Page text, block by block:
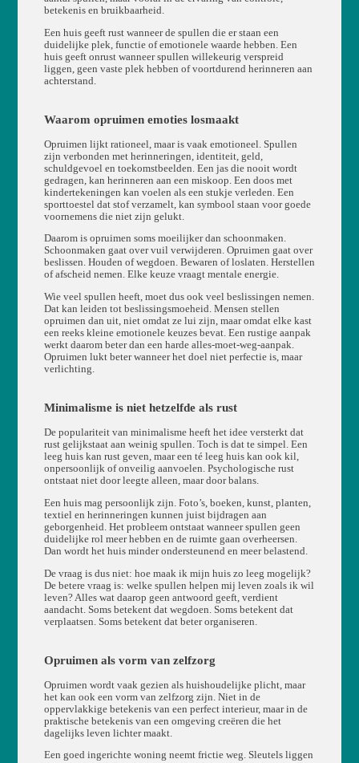
betekenis en bruikbaarheid.
Een huis geeft rust wanneer de spullen die er staan een
duidelijke plek, functie of emotionele waarde hebben. Een
huis geeft onrust wanneer spullen willekeurig verspreid
liggen, geen vaste plek hebben of voortdurend herinneren aan
achterstand.
Waarom opruimen emoties losmaakt
Opruimen lijkt rationeel, maar is vaak emotioneel. Spullen
zijn verbonden met herinneringen, identiteit, geld,
schuldgevoel en toekomstbeelden. Een jas die nooit wordt
gedragen, kan herinneren aan een miskoop. Een doos met
kindertekeningen kan voelen als een stukje verleden. Een
sporttoestel dat stof verzamelt, kan symbool staan voor goede
voornemens die niet zijn gelukt.
Daarom is opruimen soms moeilijker dan schoonmaken.
Schoonmaken gaat over vuil verwijderen. Opruimen gaat over
beslissen. Houden of wegdoen. Bewaren of loslaten. Herstellen
of afscheid nemen. Elke keuze vraagt mentale energie.
Wie veel spullen heeft, moet dus ook veel beslissingen nemen.
Dat kan leiden tot beslissingsmoeheid. Mensen stellen
opruimen dan uit, niet omdat ze lui zijn, maar omdat elke kast
een reeks kleine emotionele keuzes bevat. Een rustige aanpak
werkt daarom beter dan een harde alles-moet-weg-aanpak.
Opruimen lukt beter wanneer het doel niet perfectie is, maar
verlichting.
Minimalisme is niet hetzelfde als rust
De populariteit van minimalisme heeft het idee versterkt dat
rust gelijkstaat aan weinig spullen. Toch is dat te simpel. Een
leeg huis kan rust geven, maar een té leeg huis kan ook kil,
onpersoonlijk of onveilig aanvoelen. Psychologische rust
ontstaat niet door leegte alleen, maar door balans.
Een huis mag persoonlijk zijn. Foto’s, boeken, kunst, planten,
textiel en herinneringen kunnen juist bijdragen aan
geborgenheid. Het probleem ontstaat wanneer spullen geen
duidelijke rol meer hebben en de ruimte gaan overheersen.
Dan wordt het huis minder ondersteunend en meer belastend.
De vraag is dus niet: hoe maak ik mijn huis zo leeg mogelijk?
De betere vraag is: welke spullen helpen mij leven zoals ik wil
leven? Alles wat daarop geen antwoord geeft, verdient
aandacht. Soms betekent dat wegdoen. Soms betekent dat
verplaatsen. Soms betekent dat beter organiseren.
Opruimen als vorm van zelfzorg
Opruimen wordt vaak gezien als huishoudelijke plicht, maar
het kan ook een vorm van zelfzorg zijn. Niet in de
oppervlakkige betekenis van een perfect interieur, maar in de
praktische betekenis van een omgeving creëren die het
dagelijks leven lichter maakt.
Een goed ingerichte woning neemt frictie weg. Sleutels liggen